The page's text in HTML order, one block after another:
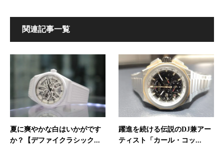
関連記事一覧
夏に爽やかな白はいかがです
か？【デファイクラシック...
躍進を続ける伝説のDJ兼アー
ティスト「カール・コッ...